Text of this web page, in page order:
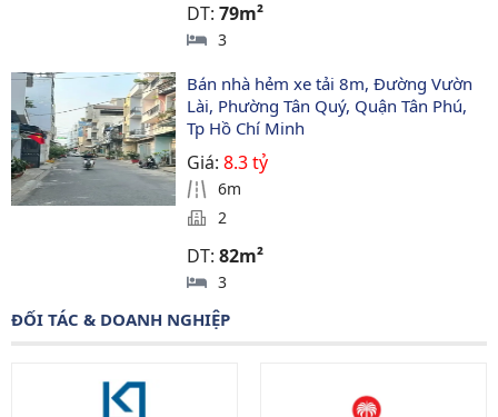
DT:79m²
3
Bán nhà hẻm xe tải 8m, Đường Vườn
Lài, Phường Tân Quý, Quận Tân Phú,
Tp Hồ Chí Minh
Giá:8.3 tỷ
6m
2
DT:82m²
3
ĐỐI TÁC & DOANH NGHIỆP